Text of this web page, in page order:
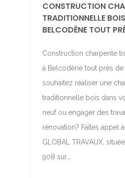
CONSTRUCTION
TRADITIONNELLE
BELCODÈNE TOUT
Construction charpente
à Belcodène tout près de
souhaitez réaliser une
traditionnelle bois dans
neuf ou engager des
rénovation? Faîtes appel
GLOBAL TRAVAUX,
908 sur...